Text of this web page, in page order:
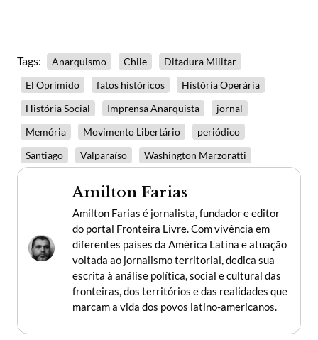
Tags: Anarquismo Chile
Ditadura Militar
El Oprimido
fatos históricos
História Operária
História Social
Imprensa Anarquista
jornal
Memória
Movimento Libertário
periódico
Santiago
Valparaíso Washington Marzoratti
Amilton Farias
Amilton Farias é jornalista, fundador e editor
do portal Fronteira Livre. Com vivência em
diferentes países da América Latina e atuação
voltada ao jornalismo territorial, dedica sua
escrita à análise política, social e cultural das
fronteiras, dos territórios e das realidades que
marcam a vida dos povos latino-americanos.